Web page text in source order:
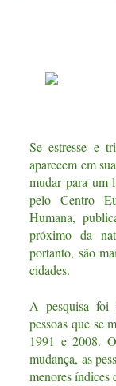
Se estresse e
aparecem em
mudar para um
pelo Centro
Humana,
próximo da
portanto, são
cidades.
A pesquisa foi
pessoas que se
1991 e 2008.
mudança, as
menores índices